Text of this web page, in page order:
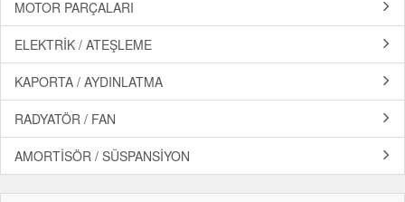
MOTOR PARÇALARI
ELEKTRİK / ATEŞLEME
KAPORTA / AYDINLATMA
RADYATÖR / FAN
AMORTİSÖR / SÜSPANSİYON